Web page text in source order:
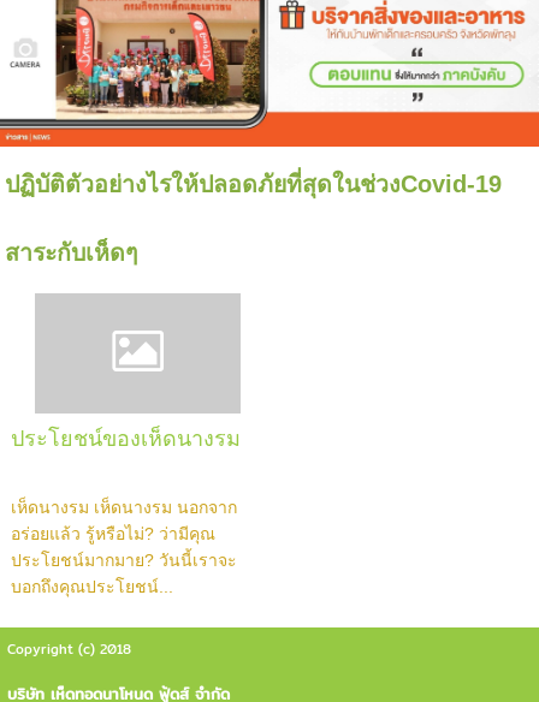
ปฏิบัติตัวอย่างไรให้ปลอดภัยที่สุดในช่วงCovid-19
สาระกับเห็ดๆ
ประโยชน์ของเห็ดนางรม
เห็ดนางรม เห็ดนางรม นอกจาก
อร่อยแล้ว รู้หรือไม่? ว่ามีคุณ
ประโยชน์มากมาย? วันนี้เราจะ
บอกถึงคุณประโยชน์...
Copyright (c) 2018
บริษัท เห็ดทอดนาโหนด ฟู้ดส์ จำกัด